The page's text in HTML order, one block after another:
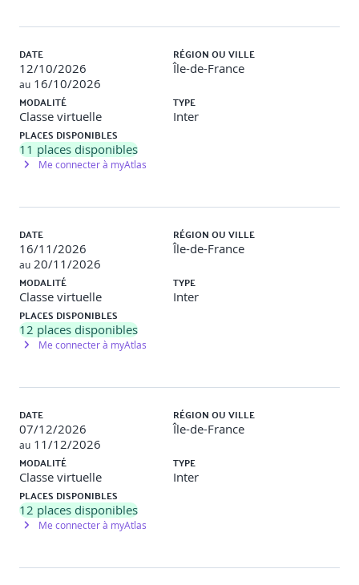
2 jours de consolidation et évaluation en visio (14h)
(L'intersession n'est pas obligatoire mais préconisée)
E. Modalité pédagogique : Classe virtuelle : Action de
formation à distance, synchrone, s’appuyant sur un
dispositif de visio-conférence. La classe virtuelle reproduit
à distance les conditions d’une formation en présentiel.
F. Méthodes et modalités pédagogiques (adaptées
au distanciel) :
Outils mobilisés : Zoom / Teams / Klaxoon / LMS
interne
commentées, études de cas, brainstormings collaboratifs
Supports : livret numérique, fiches outils, capsules
vidéo, cartographies et documents types
prévention (analyse d’un cas réel ou fictif)
initial, échanges en petits groupes, retours individualisés
➤Alternance dynamique de théorie, mises en situation
orale, réflexion collective et outils concrets
DATE
12/10/2026
au 16/10/2026
RÉGION OU VILLE
Île-de-France
MODALITÉ
Classe virtuelle
TYPE
Inter
PLACES DISPONIBLES
11 places disponibles
Me connecter à myAtlas
DATE
16/11/2026
au 20/11/2026
RÉGION OU VILLE
Île-de-France
MODALITÉ
Classe virtuelle
TYPE
Inter
PLACES DISPONIBLES
12 places disponibles
Me connecter à myAtlas
DATE
07/12/2026
au 11/12/2026
RÉGION OU VILLE
Île-de-France
MODALITÉ
Classe virtuelle
TYPE
Inter
PLACES DISPONIBLES
12 places disponibles
Me connecter à myAtlas